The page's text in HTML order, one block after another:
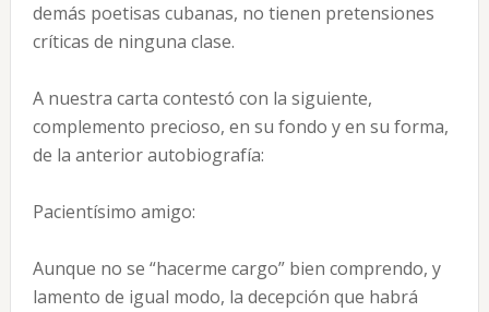
demás poetisas cubanas, no tienen pretensiones
críticas de ninguna clase.
A nuestra carta contestó con la siguiente,
complemento precioso, en su fondo y en su forma,
de la anterior autobiografía:
Pacientísimo amigo:
Aunque no se “hacerme cargo” bien comprendo, y
lamento de igual modo, la decepción que habrá